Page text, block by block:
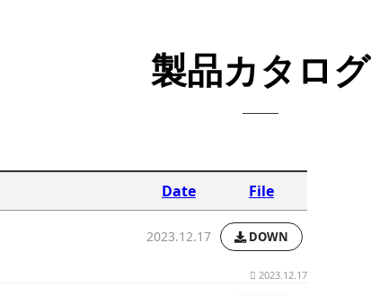
製品カタログ
Date File
2023.12.17 DOWN
2023.12.17